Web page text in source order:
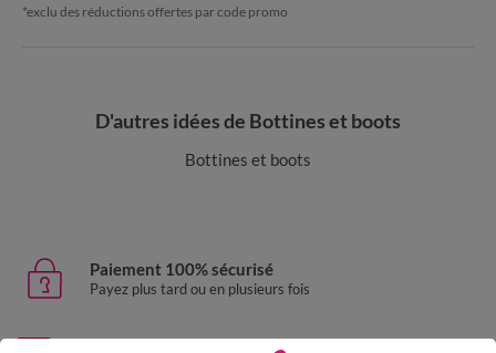
*exclu des réductions offertes par code promo
D'autres idées de Bottines et boots
Bottines et boots
Paiement 100% sécurisé
Payez plus tard ou en plusieurs fois